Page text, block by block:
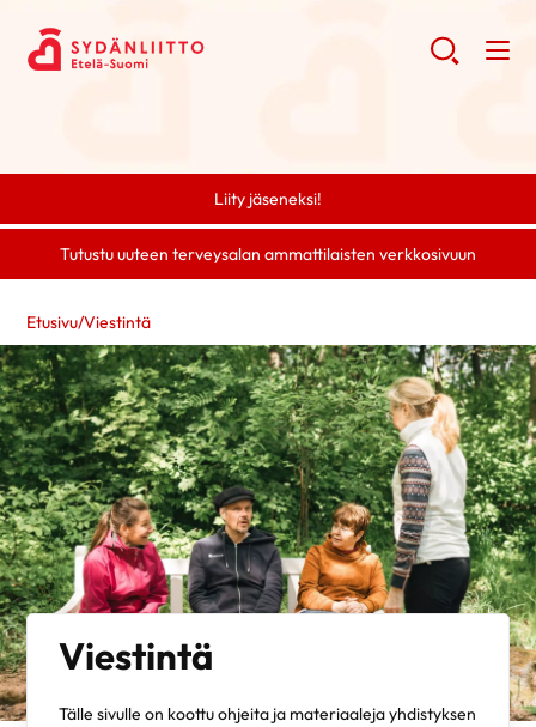
Liity jäseneksi!
Tutustu uuteen terveysalan ammattilaisten verkkosivuun
Etusivu/Viestintä
Viestintä
Tälle sivulle on koottu ohjeita ja materiaaleja yhdistyksen